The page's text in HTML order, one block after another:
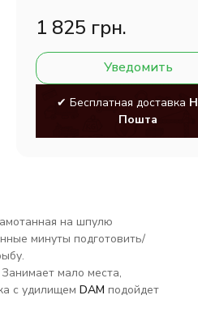
1 825 грн.
Уведомить
✔ Бесплатная доставка
Пошта
на шпулю
минуты подготовить/
мало места,
с удилищем DAM подойдет